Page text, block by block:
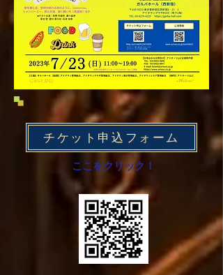
チケット申込フォーム
ここをクリック！